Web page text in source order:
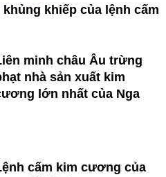
khiếp của lệnh cấm
minh châu Âu trừng
nhà sản xuất kim
lớn nhất của Nga
cấm kim cương của